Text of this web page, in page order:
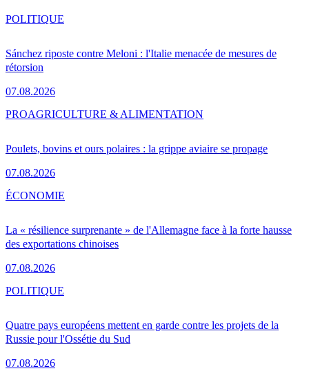
Sánchez riposte contre Meloni : l'Italie menacée de mesures de
rétorsion
07.08.2026
POLITIQUE
Poulets, bovins et ours polaires : la grippe aviaire se propage
07.08.2026
PROAGRICULTURE & ALIMENTATION
La « résilience surprenante » de l'Allemagne face à la forte hausse
des exportations chinoises
07.08.2026
ÉCONOMIE
Quatre pays européens mettent en garde contre les projets de la
Russie pour l'Ossétie du Sud
07.08.2026
POLITIQUE